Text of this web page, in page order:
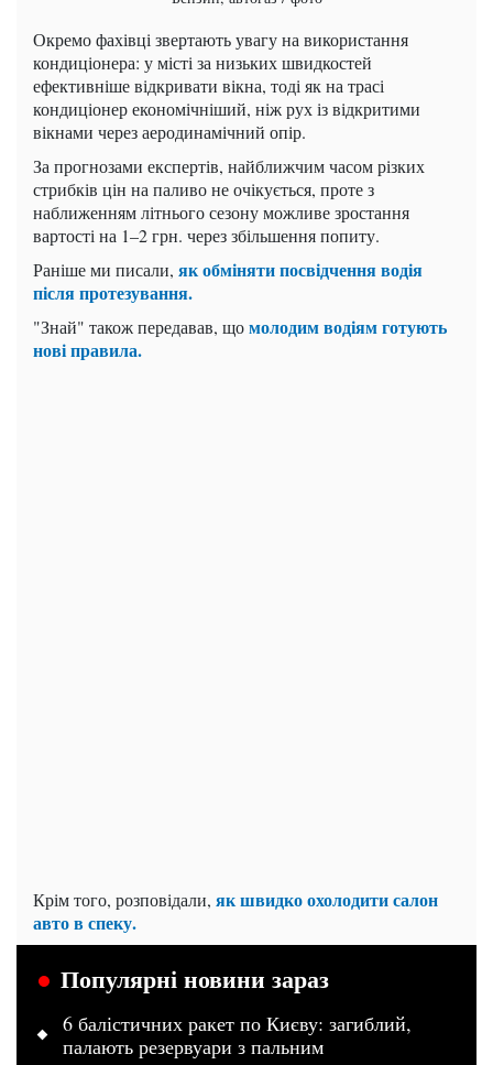
Окремо фахівці звертають увагу на використання
кондиціонера: у місті за низьких швидкостей
ефективніше відкривати вікна, тоді як на трасі
кондиціонер економічніший, ніж рух із відкритими
вікнами через аеродинамічний опір.
За прогнозами експертів, найближчим часом різких
стрибків цін на паливо не очікується, проте з
наближенням літнього сезону можливе зростання
вартості на 1–2 грн. через збільшення попиту.
Раніше ми писали, як обміняти посвідчення водія
після протезування.
"Знай" також передавав, щомолодим водіям готують
нові правила.
Крім того, розповідали, як швидко охолодити салон
авто в спеку.
Популярні новини зараз
6 балістичних ракет по Києву: загиблий,
палають резервуари з пальним